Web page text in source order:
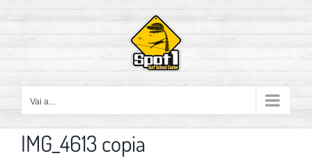
contenuto
Vai a...
IMG_4613 copia